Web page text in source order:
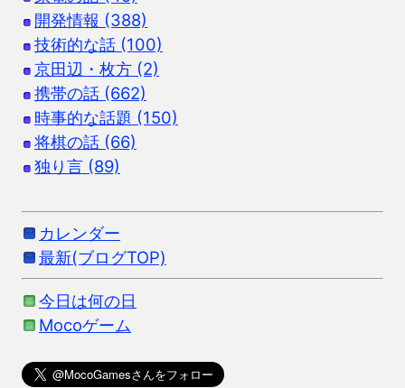
開発情報 (388)
技術的な話 (100)
京田辺・枚方 (2)
携帯の話 (662)
時事的な話題 (150)
将棋の話 (66)
独り言 (89)
カレンダー
最新(ブログTOP)
今日は何の日
Mocoゲーム